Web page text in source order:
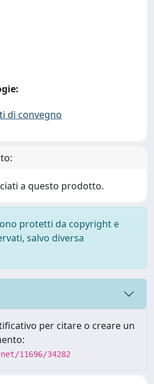
di convegno
a questo prodotto.
protetti da copyright e
salvo diversa
per citare o creare un
11696/34282